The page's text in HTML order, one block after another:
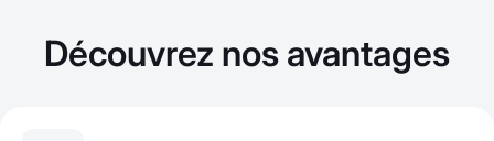
Découvrez nos avantages